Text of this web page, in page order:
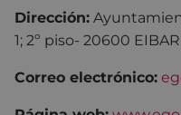
Dirección:
1; 2º piso- 20600 EIBAR
Correo electrónico: